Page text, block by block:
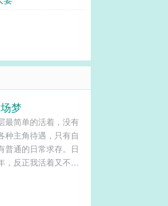
梦
最简单的活着，没有
种主角待遇，只有自
普通的日常求存。日
，反正我活着又不是